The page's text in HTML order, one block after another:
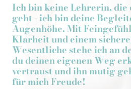
Ich bin keine Lehrerin, die
geht - ich bin deine
Augenhöhe. Mit
Klarheit und einem
Wesentliche stehe ich an
du deinen eigenen Weg
vertraust und ihn mutig
für mich Freude!